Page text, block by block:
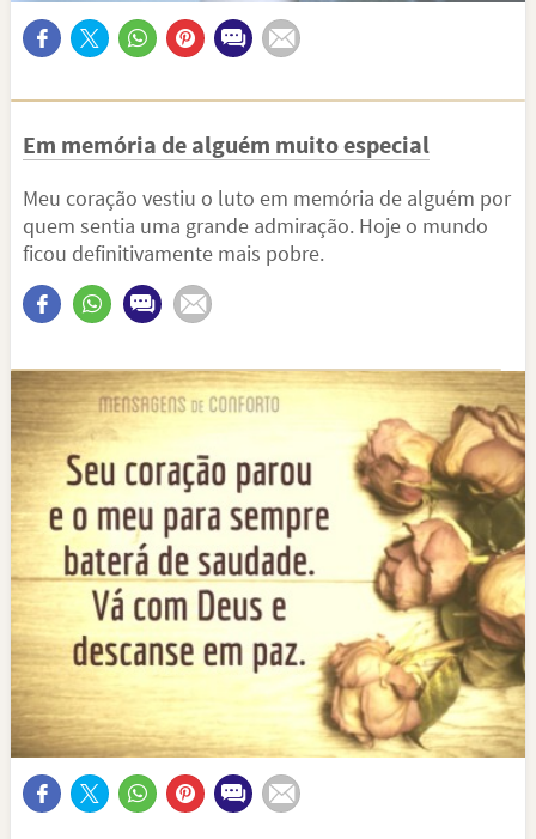
Em memória de alguém muito especial
Meu coração vestiu o luto em memória de alguém por
quem sentia uma grande admiração. Hoje o mundo
ficou definitivamente mais pobre.